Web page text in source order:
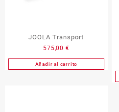
JOOLA Transport
575,00 €
Añadir al carrito